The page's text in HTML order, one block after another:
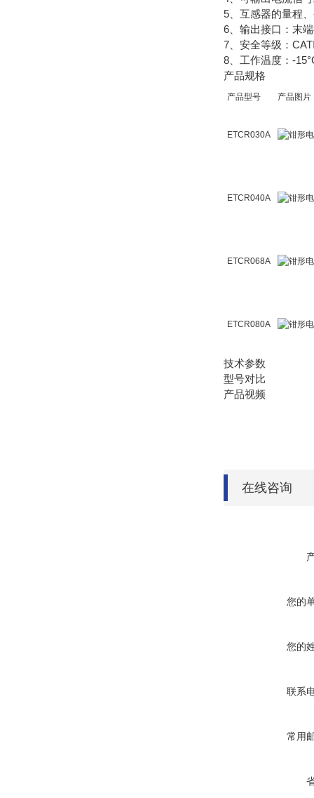
5、互感器的量程
6、输出接口：末
7、安全等级：
8、工作温度：-
产品规格
产品型号 产品图片
ETCR030A
ETCR040A
ETCR068A
ETCR080A
技术参数
型号对比
产品视频
在线咨询
您的
您的
联系
常用